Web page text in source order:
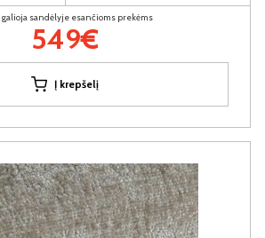
galioja sandėlyje esančioms prekėms
549€
Į krepšelį